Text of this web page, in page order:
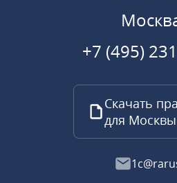
+7 (495)
Скачать
для Москвы